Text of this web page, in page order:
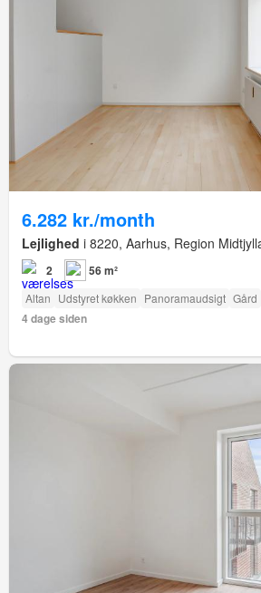
6.282 kr./month
Lejlighed i 8220, Aarhus, Region
2 56 m²
Altan Udstyret køkken Panoramaudsigt Gård
4 dage siden